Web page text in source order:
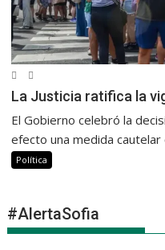
La Justicia ratifica la
El Gobierno celebró la
efecto una medida cautelar
Política
#AlertaSofia